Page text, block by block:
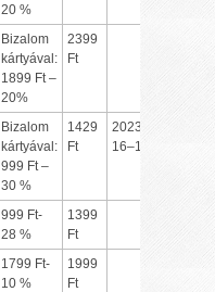
20 %
Bizalom
kártyával:
1899 Ft –
20%
2399
Ft
Bizalom
kártyával:
999 Ft –
30 %
1429
Ft
2023.12.15–
16–17.
999 Ft-
28 %
1399
Ft
1799 Ft-
10 %
1999
Ft